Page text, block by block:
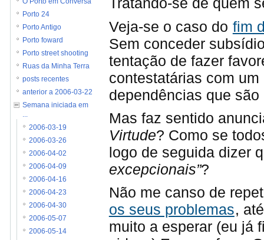
Veja-se o caso do fim
Sem conceder
tentação de fazer
contestatárias com
dependências que
Mas faz sentido
Virtude? Como se
logo de seguida dizer
excepcionais”?
Não me canso de
os seus problemas,
muito a esperar (eu já
O Porto em Conversa
Porto 24
Porto Antigo
Porto foward
Porto street shooting
Ruas da Minha Terra
posts recentes
anterior a 2006-03-22
Semana iniciada em
...
2006-03-19
2006-03-26
2006-04-02
2006-04-09
2006-04-16
2006-04-23
2006-04-30
2006-05-07
2006-05-14